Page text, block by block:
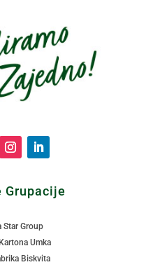
Grupacije
Star Group
Umka
Biskvita